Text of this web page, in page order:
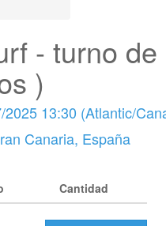
- turno
)
2025 13:30 (Atlantic/
Canaria, España
Cantidad